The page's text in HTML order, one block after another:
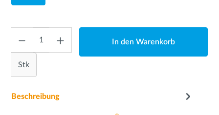
Stk
In den Warenkorb
Beschreibung